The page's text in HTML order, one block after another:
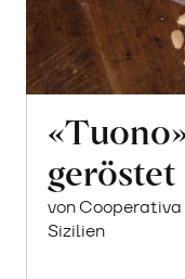
geröstet
von Cooperativa
Sizilien